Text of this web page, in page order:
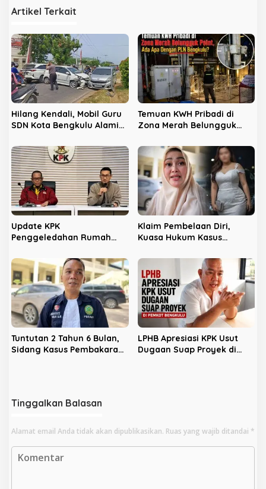
a
i
p
o
s
Artikel Terkait
Hilang Kendali, Mobil Guru
SDN Kota Bengkulu Alami
Lampu Merah
Temuan KWH Pribadi di
Zona Merah Belungguk
Bengkulu?
Update KPK
Penggeledahan Rumah
Klaim Pembelaan Diri,
Kuasa Hukum Kasus
Gym Optimistis Bebas
Tuntutan 2 Tahun 6 Bulan,
Sidang Kasus Pembakaran
LPHB Apresiasi KPK Usut
Dugaan Suap Proyek di
Tinggalkan Balasan
Alamat email Anda tidak akan dipublikasikan. Ruas yang wajib ditandai *